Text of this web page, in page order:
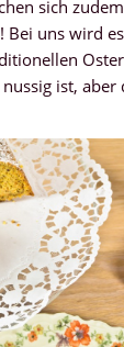
sich
uns wird
ist,